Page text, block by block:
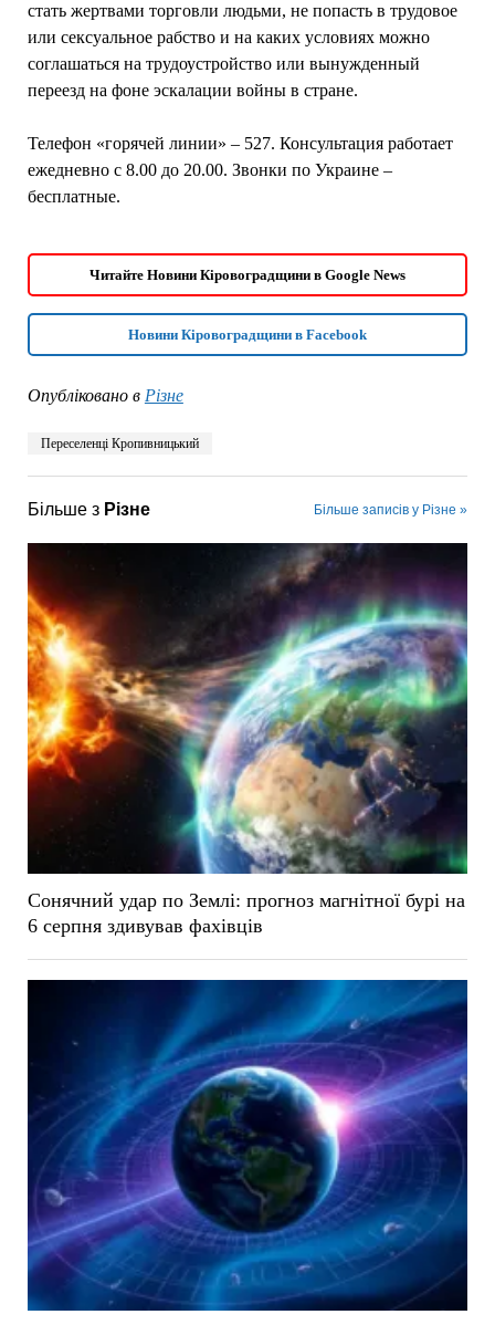
стать жертвами торговли людьми, не попасть в трудовое
или сексуальное рабство и на каких условиях можно
соглашаться на трудоустройство или вынужденный
переезд на фоне эскалации войны в стране.
Телефон «горячей линии» – 527. Консультация работает
ежедневно с 8.00 до 20.00. Звонки по Украине –
бесплатные.
Читайте Новини Кіровоградщини в Google News
Новини Кіровоградщини в Facebook
Опубліковано в Різне
Переселенці Кропивницький
Більше з Різне Більше записів у Різне »
Сонячний удар по Землі: прогноз магнітної бурі на
6 серпня здивував фахівців